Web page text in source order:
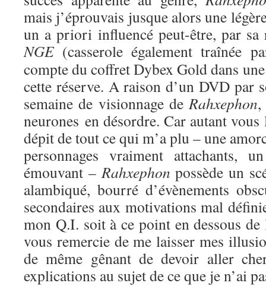
mais j’éprouvais jusque alors une
un a priori influencé peut-être, par sa
NGE (casserole également traînée
compte du coffret Dybex Gold dans
cette réserve. A raison d’un DVD par
semaine de visionnage deRahxephon,
neurones en désordre. Car autant
dépit de tout ce qui m’a plu – une
personnages vraiment attachants,
émouvant –Rahxephon possède un
alambiqué, bourré d’évènements
secondaires aux motivations mal
mon Q.I. soit à ce point en dessous
vous remercie de me laisser mes
de même gênant de devoir aller
explications au sujet de ce que je n’ai